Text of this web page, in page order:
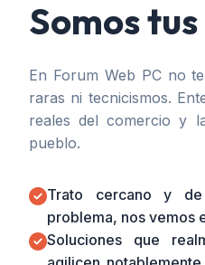
Somos
En Forum Web PC no
raras ni tecnicismos.
reales del comercio y
pueblo.
Trato cercano y
problema, nos vemos
Soluciones que